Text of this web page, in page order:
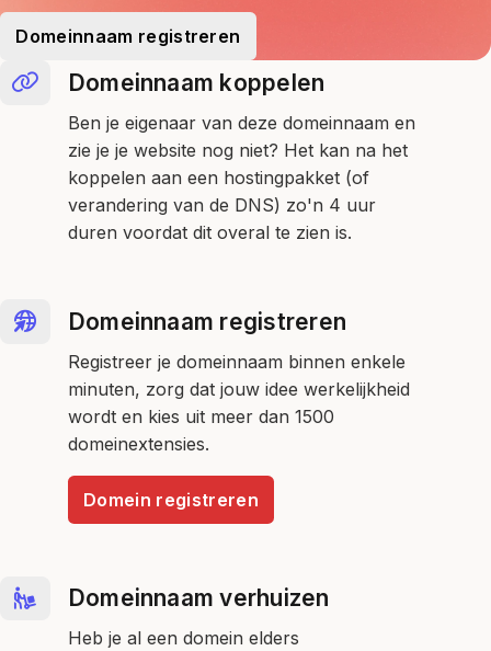
Domeinnaam registreren
Domeinnaam koppelen
Ben je eigenaar van deze domeinnaam en
zie je je website nog niet? Het kan na het
koppelen aan een hostingpakket (of
verandering van de DNS) zo'n 4 uur
duren voordat dit overal te zien is.
Domeinnaam registreren
Registreer je domeinnaam binnen enkele
minuten, zorg dat jouw idee werkelijkheid
wordt en kies uit meer dan 1500
domeinextensies.
Domein registreren
Domeinnaam verhuizen
Heb je al een domein elders